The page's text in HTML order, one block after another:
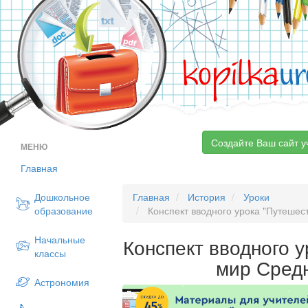
kopilka
МЕНЮ
Главная
Дошкольное
образование
Начальные
классы
Астрономия
Создайте Ваш сайт
Главная История
Уроки
Конспект вводного урока
Конспект вводного
мир